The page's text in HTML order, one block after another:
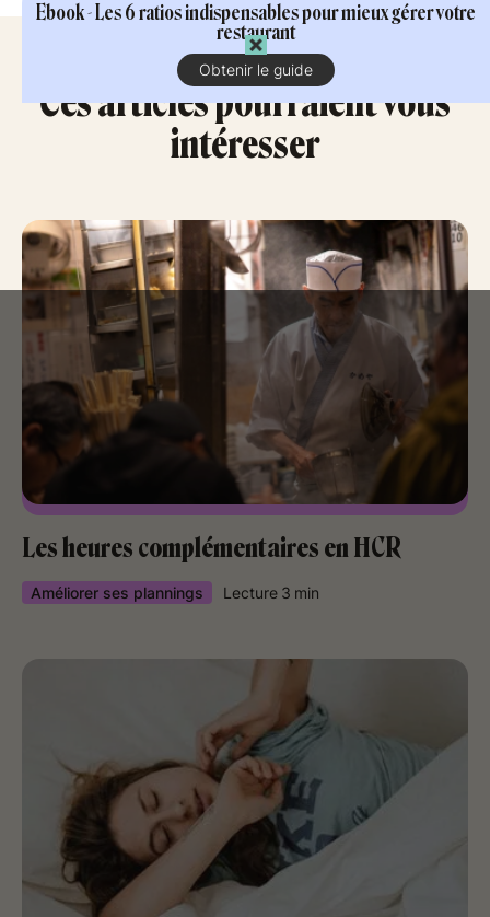
Ebook - Les 6 ratios indispensables pour mieux gérer votre
restaurant
Obtenir le guide
Ces articles pourraient vous
intéresser
Les heures complémentaires en HCR
Améliorer ses plannings Lecture 3 min